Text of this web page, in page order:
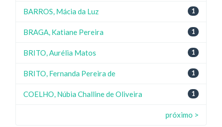
1
BARROS, Mácia da Luz
1
BRAGA, Katiane Pereira
1
BRITO, Aurélia Matos
1
BRITO, Fernanda Pereira de
1
COELHO, Núbia Challine de Oliveira
próximo >